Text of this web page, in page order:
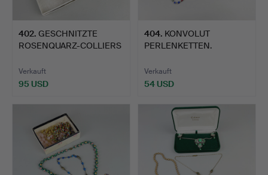
402. GESCHNITZTE
ROSENQUARZ-COLLIERS
Verkauft
95 USD
404. KONVOLUT
PERLENKETTEN.
Verkauft
54 USD